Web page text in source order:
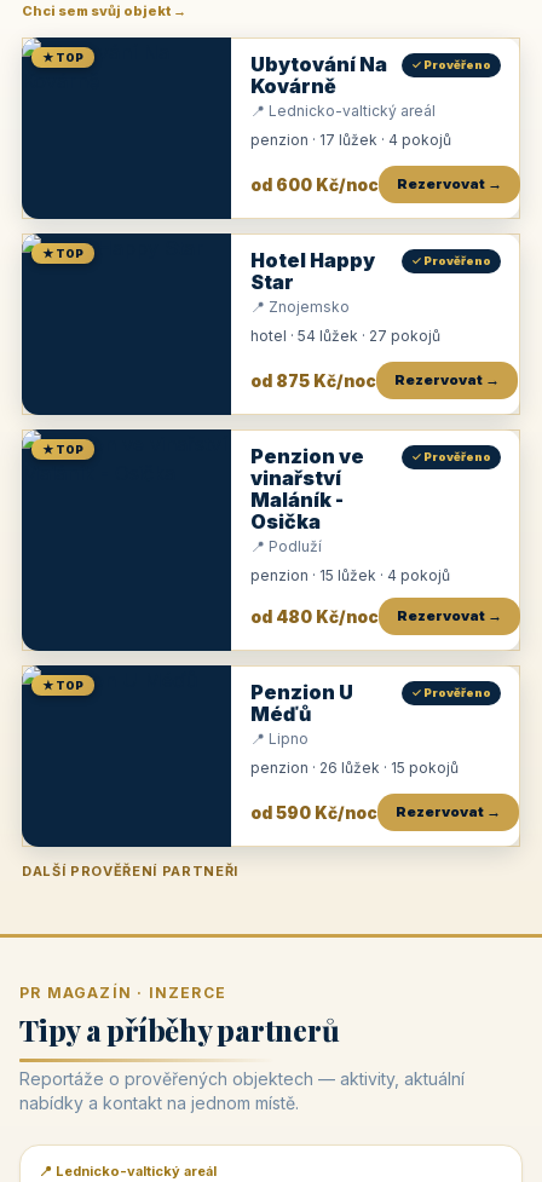
Chci sem svůj objekt →
★ TOP
Ubytování Na
Kovárně
✓ Prověřeno
📍 Lednicko-valtický areál
penzion · 17 lůžek · 4 pokojů
od 600 Kč/noc Rezervovat →
★ TOP
Hotel Happy
Star
✓ Prověřeno
📍 Znojemsko
hotel · 54 lůžek · 27 pokojů
od 875 Kč/noc Rezervovat →
★ TOP
Penzion ve
vinařství
Maláník -
Osička
✓ Prověřeno
📍 Podluží
penzion · 15 lůžek · 4 pokojů
od 480 Kč/noc Rezervovat →
★ TOP
Penzion U
Méďů
✓ Prověřeno
📍 Lipno
penzion · 26 lůžek · 15 pokojů
od 590 Kč/noc Rezervovat →
DALŠÍ PROVĚŘENÍ PARTNEŘI
Penzion U Zámku Pension Faber
PR MAGAZÍN · INZERCE
Tipy a příběhy partnerů
Reportáže o prověřených objektech — aktivity, aktuální
nabídky a kontakt na jednom místě.
📰 PR článek
📍 Lednicko-valtický areál